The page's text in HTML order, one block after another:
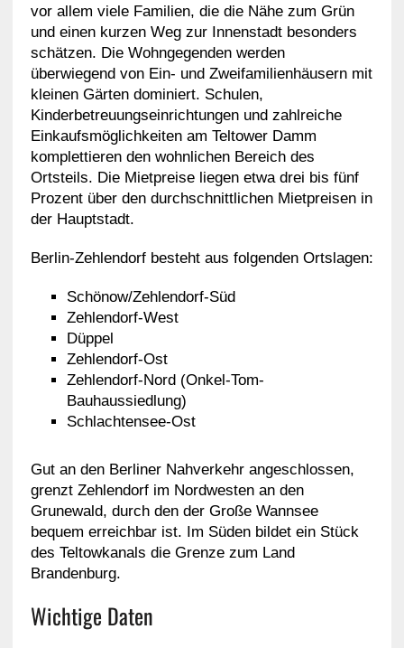
vor allem viele Familien, die die Nähe zum Grün
und einen kurzen Weg zur Innenstadt besonders
schätzen. Die Wohngegenden werden
überwiegend von Ein- und Zweifamilienhäusern mit
kleinen Gärten dominiert. Schulen,
Kinderbetreuungseinrichtungen und zahlreiche
Einkaufsmöglichkeiten am Teltower Damm
komplettieren den wohnlichen Bereich des
Ortsteils. Die Mietpreise liegen etwa drei bis fünf
Prozent über den durchschnittlichen Mietpreisen in
der Hauptstadt.
Berlin-Zehlendorf besteht aus folgenden Ortslagen:
Schönow/Zehlendorf-Süd
Zehlendorf-West
Düppel
Zehlendorf-Ost
Zehlendorf-Nord (Onkel-Tom-
Bauhaussiedlung)
Schlachtensee-Ost
Gut an den Berliner Nahverkehr angeschlossen,
grenzt Zehlendorf im Nordwesten an den
Grunewald, durch den der Große Wannsee
bequem erreichbar ist. Im Süden bildet ein Stück
des Teltowkanals die Grenze zum Land
Brandenburg.
Wichtige Daten